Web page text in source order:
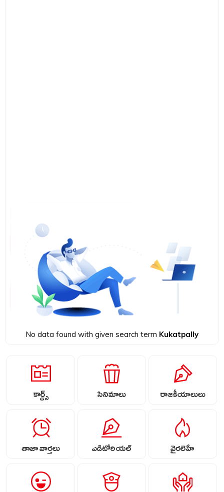
No data found with given search term Kukatpally
కార్డ్స్ సినిమాలు రాజకీయాలులు
తాజా వార్తలు ఎడిటోరియల్ వైరలెహే